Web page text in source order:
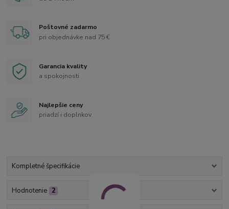
Poštovné zadarmo
pri objednávke nad 75 €
Garancia kvality
a spokojnosti
Najlepšie ceny
priadzí i doplnkov
Kompletné špecifikácie
Hodnotenie 2